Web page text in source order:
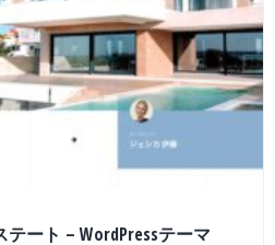
ート – WordPressテーマ